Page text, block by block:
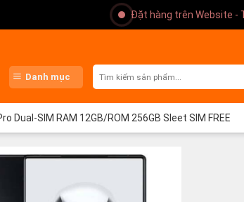
Đặt hàng trên Website -
Danh mục
Dual-SIM RAM 12GB/ROM 256GB Sleet SIM FREE